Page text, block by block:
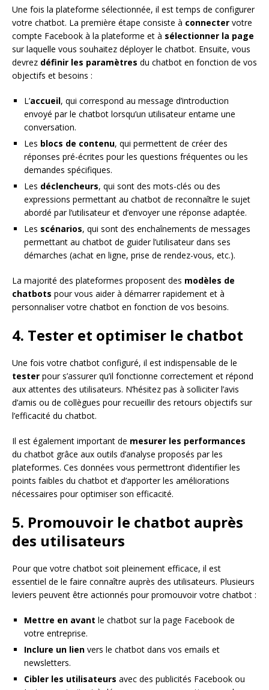
Une fois la plateforme sélectionnée, il est temps de configurer
votre chatbot. La première étape consiste à connecter votre
compte Facebook à la plateforme et à sélectionner la page
sur laquelle vous souhaitez déployer le chatbot. Ensuite, vous
devrez définir les paramètres du chatbot en fonction de vos
objectifs et besoins :
L’accueil, qui correspond au message d’introduction
envoyé par le chatbot lorsqu’un utilisateur entame une
conversation.
Les blocs de contenu, qui permettent de créer des
réponses pré-écrites pour les questions fréquentes ou les
demandes spécifiques.
Les déclencheurs, qui sont des mots-clés ou des
expressions permettant au chatbot de reconnaître le sujet
abordé par l’utilisateur et d’envoyer une réponse adaptée.
Les scénarios, qui sont des enchaînements de messages
permettant au chatbot de guider l’utilisateur dans ses
démarches (achat en ligne, prise de rendez-vous, etc.).
La majorité des plateformes proposent des modèles de
chatbots pour vous aider à démarrer rapidement et à
personnaliser votre chatbot en fonction de vos besoins.
4. Tester et optimiser le chatbot
Une fois votre chatbot configuré, il est indispensable de le
tester pour s’assurer qu’il fonctionne correctement et répond
aux attentes des utilisateurs. N’hésitez pas à solliciter l’avis
d’amis ou de collègues pour recueillir des retours objectifs sur
l’efficacité du chatbot.
Il est également important de mesurer les performances
du chatbot grâce aux outils d’analyse proposés par les
plateformes. Ces données vous permettront d’identifier les
points faibles du chatbot et d’apporter les améliorations
nécessaires pour optimiser son efficacité.
5. Promouvoir le chatbot auprès
des utilisateurs
Pour que votre chatbot soit pleinement efficace, il est
essentiel de le faire connaître auprès des utilisateurs. Plusieurs
leviers peuvent être actionnés pour promouvoir votre chatbot :
Mettre en avant le chatbot sur la page Facebook de
votre entreprise.
Inclure un lien vers le chatbot dans vos emails et
newsletters.
Cibler les utilisateurs avec des publicités Facebook ou